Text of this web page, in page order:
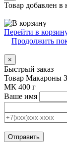
Товар добавлен в
Перейти в
Продолжить
×
Быстрый заказ
Товар Макароны
МК 400 г
Ваше имя
Отправить